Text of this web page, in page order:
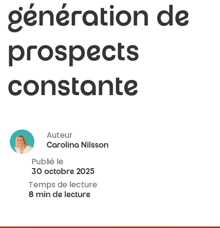
génération de
prospects
constante
Auteur
Carolina Nilsson
Publié le
30 octobre 2025
Temps de lecture
8 min de lecture